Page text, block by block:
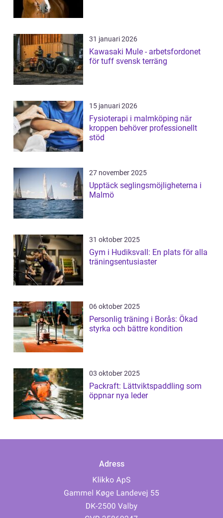
31 januari 2026
Kawasaki Mule - arbetsfordonet
för tuff svensk terräng
15 januari 2026
Fysioterapi i malmköping när
kroppen behöver professionellt
stöd
27 november 2025
Upptäck seglingsmöjligheterna i
Malmö
31 oktober 2025
Gym i Hudiksvall: En plats för alla
träningsentusiaster
06 oktober 2025
Personlig träning i Borås: Ökad
styrka och bättre kondition
03 oktober 2025
Packraft: Lättviktspaddling som
öppnar nya leder
Adress